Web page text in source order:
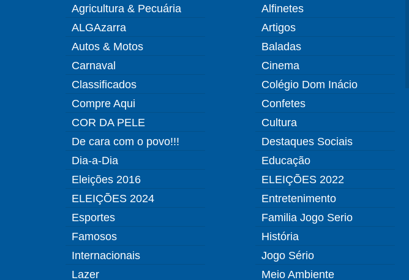
Agricultura & Pecuária
ALGAzarra
Autos & Motos
Carnaval
Classificados
Compre Aqui
COR DA PELE
De cara com o povo!!!
Dia-a-Dia
Eleições 2016
ELEIÇÕES 2024
Esportes
Famosos
Internacionais
Lazer
Alfinetes
Artigos
Baladas
Cinema
Colégio Dom Inácio
Confetes
Cultura
Destaques Sociais
Educação
ELEIÇÕES 2022
Entretenimento
Familia Jogo Serio
História
Jogo Sério
Meio Ambiente